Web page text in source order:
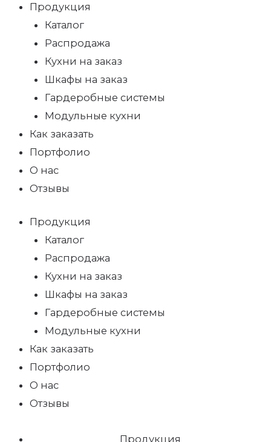
Продукция
Каталог
Распродажа
Кухни на заказ
Шкафы на заказ
Гардеробные системы
Модульные кухни
Как заказать
Портфолио
О нас
Отзывы
Продукция
Каталог
Распродажа
Кухни на заказ
Шкафы на заказ
Гардеробные системы
Модульные кухни
Как заказать
Портфолио
О нас
Отзывы
Продукция